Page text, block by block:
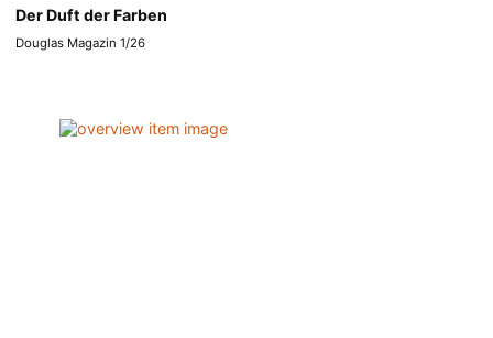
Der Duft der Farben
Douglas Magazin 1/26